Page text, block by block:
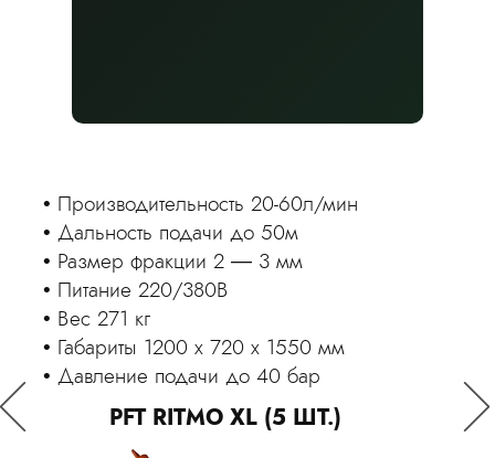
Рассчитаем стоимость
в удобные сроки
Оставьте заявку, чтобы получить
консультацию
Оставить заявку
Производительность 2-16л/мин
Дальность подачи 20м
Размер фракции 2мм
Питание 220В
Вес 118 кг
Габариты 920 x 600 x 1380 мм
PFT RITMO L (3 ШТ.)
бар